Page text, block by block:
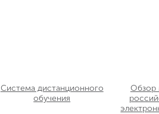
Система дистанционного
обучения
Обзор